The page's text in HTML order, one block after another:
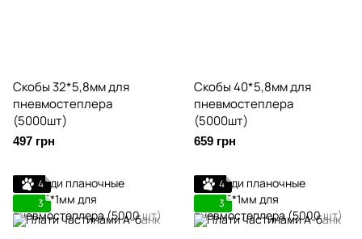
Скобы 32*5,8мм для
пневмоcтеплера
(5000шт)
497 грн
Скобы 40*5,8мм для
пневмоcтеплера
(5000шт)
659 грн
4
3
4
3